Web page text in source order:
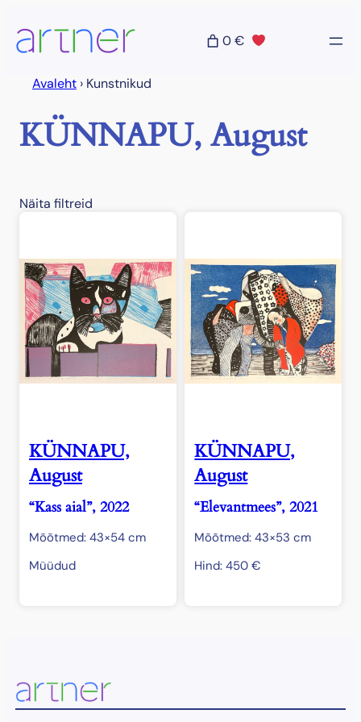
sisu
juurde
0 €
Avaleht › Kunstnikud
KÜNNAPU, August
Näita filtreid
KÜNNAPU,
August
“Kass aial”, 2022
Mõõtmed: 43×54 cm
Müüdud
KÜNNAPU,
August
“Elevantmees”, 2021
Mõõtmed: 43×53 cm
Hind:450€